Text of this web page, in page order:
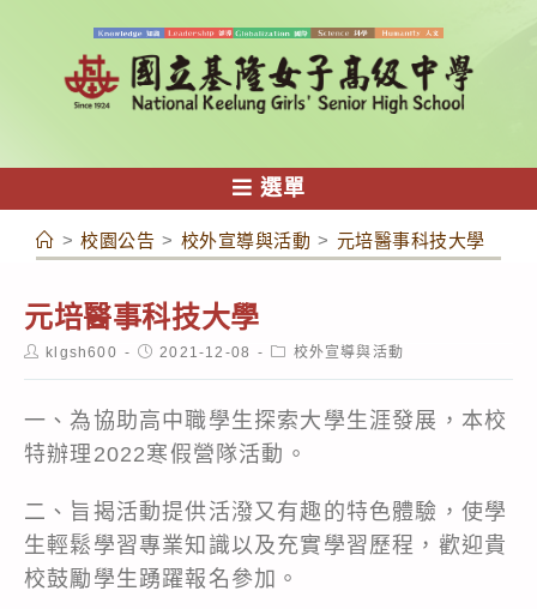
容
選單
> 校園公告 > 校外宣導與活動 > 元培醫事科技大學
元培醫事科技大學
Postklgsh600
Post2021-12-08
Post校外宣導與活動
一、為協助高中職學生探索大學生涯發展，本校
特辦理2022寒假營隊活動。
二、旨揭活動提供活潑又有趣的特色體驗，使學
生輕鬆學習專業知識以及充實學習歷程，歡迎貴
校鼓勵學生踴躍報名參加。